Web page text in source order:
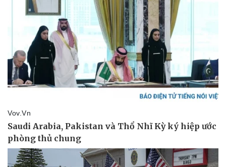
Kinh tế
Bất động sản
Khởi nghiệp
Giá vàng
Tiêu dùng